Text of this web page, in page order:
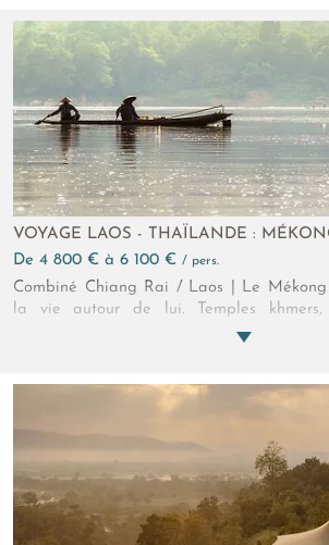
vous faire du bien. Foncez !
VOYAGE LAOS - THAÏLANDE :
de 4 800 € à 6 100 € / pers.
Combiné Chiang Rai / Laos | Le
la vie autour de lui. Temples khmers,
bordées de rizières, trésors artistiques et